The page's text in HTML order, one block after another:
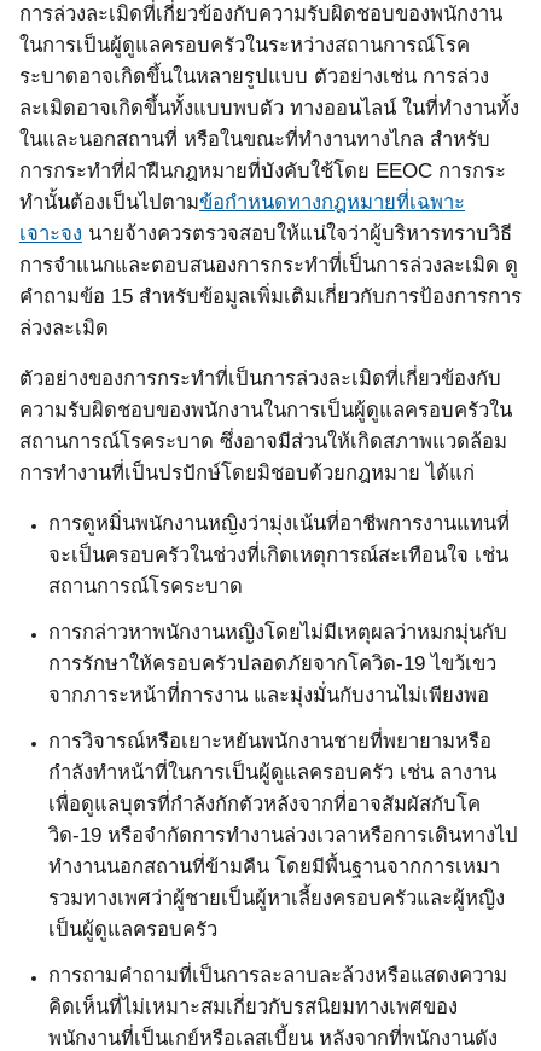
การล่วงละเมิดที่เกี่ยวข้องกับความรับผิดชอบของพนักงาน
ในการเป็นผู้ดูแลครอบครัวในระหว่างสถานการณ์โรค
ระบาดอาจเกิดขึ้นในหลายรูปแบบ ตัวอย่างเช่น การล่วง
ละเมิดอาจเกิดขึ้นทั้งแบบพบตัว ทางออนไลน์ ในที่ทำงานทั้ง
ในและนอกสถานที่ หรือในขณะที่ทำงานทางไกล สำหรับ
การกระทำที่ฝ่าฝืนกฎหมายที่บังคับใช้โดย EEOC การกระ
ทำนั้นต้องเป็นไปตามข้อกำหนดทางกฎหมายที่เฉพาะ
เจาะจง นายจ้างควรตรวจสอบให้แน่ใจว่าผู้บริหารทราบวิธี
การจำแนกและตอบสนองการกระทำที่เป็นการล่วงละเมิด ดู
คำถามข้อ 15 สำหรับข้อมูลเพิ่มเติมเกี่ยวกับการป้องการการ
ล่วงละเมิด
ตัวอย่างของการกระทำที่เป็นการล่วงละเมิดที่เกี่ยวข้องกับ
ความรับผิดชอบของพนักงานในการเป็นผู้ดูแลครอบครัวใน
สถานการณ์โรคระบาด ซึ่งอาจมีส่วนให้เกิดสภาพแวดล้อม
การทำงานที่เป็นปรปักษ์โดยมิชอบด้วยกฎหมาย ได้แก่
การดูหมิ่นพนักงานหญิงว่ามุ่งเน้นที่อาชีพการงานแทนที่
จะเป็นครอบครัวในช่วงที่เกิดเหตุการณ์สะเทือนใจ เช่น
สถานการณ์โรคระบาด
การกล่าวหาพนักงานหญิงโดยไม่มีเหตุผลว่าหมกมุ่นกับ
การรักษาให้ครอบครัวปลอดภัยจากโควิด-19 ไขว้เขว
จากภาระหน้าที่การงาน และมุ่งมั่นกับงานไม่เพียงพอ
การวิจารณ์หรือเยาะหยันพนักงานชายที่พยายามหรือ
กำลังทำหน้าที่ในการเป็นผู้ดูแลครอบครัว เช่น ลางาน
เพื่อดูแลบุตรที่กำลังกักตัวหลังจากที่อาจสัมผัสกับโค
วิด-19 หรือจำกัดการทำงานล่วงเวลาหรือการเดินทางไป
ทำงานนอกสถานที่ข้ามคืน โดยมีพื้นฐานจากการเหมา
รวมทางเพศว่าผู้ชายเป็นผู้หาเลี้ยงครอบครัวและผู้หญิง
เป็นผู้ดูแลครอบครัว
การถามคำถามที่เป็นการละลาบละล้วงหรือแสดงความ
คิดเห็นที่ไม่เหมาะสมเกี่ยวกับรสนิยมทางเพศของ
พนักงานที่เป็นเกย์หรือเลสเบี้ยน หลังจากที่พนักงานดัง